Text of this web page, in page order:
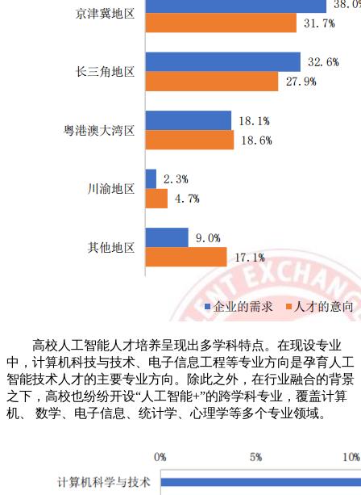
高校人工智能人才培养呈现出多学科特点。在现设专业
中，计算机科技与技术、电子信息工程等专业方向是孕育人工
智能技术人才的主要专业方向。除此之外，在行业融合的背景
之下，高校也纷纷开设“人工智能+”的跨学科专业，覆盖计算
机、 数学、电子信息、统计学、心理学等多个专业领域。